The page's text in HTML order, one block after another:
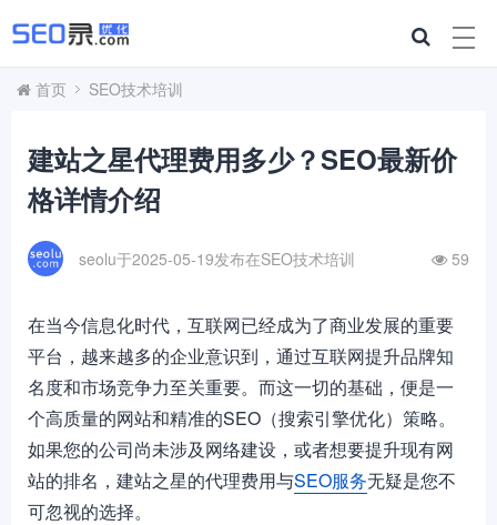
首页 SEO技术培训
建站之星代理费用多少？SEO最新价
格详情介绍
seolu于2025-05-19发布在SEO技术培训 59
在当今信息化时代，互联网已经成为了商业发展的重要
平台，越来越多的企业意识到，通过互联网提升品牌知
名度和市场竞争力至关重要。而这一切的基础，便是一
个高质量的网站和精准的SEO（搜索引擎优化）策略。
如果您的公司尚未涉及网络建设，或者想要提升现有网
站的排名，建站之星的代理费用与SEO服务无疑是您不
可忽视的选择。